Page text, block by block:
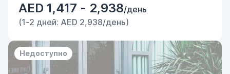
AED 1,417 - 2,938/день
(1-2 дней: AED 2,938/день)
Недоступно